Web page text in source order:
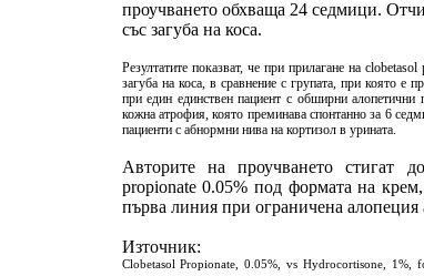
проучването обхваща 24 седмици.
със загуба на коса.
Резултатите показват, че при прилагане на
загуба на коса, в сравнение с групата, при която е
при един единствен пациент с обширни
кожна атрофия, която преминава спонтанно за 6
пациенти с абнормни нива на кортизол в урината.
Авторите на проучването стигат
propionate 0.05% под формата на
първа линия при ограничена алопеция
Източник:
Clobetasol Propionate, 0.05%, vs Hydrocortisone, 1%,